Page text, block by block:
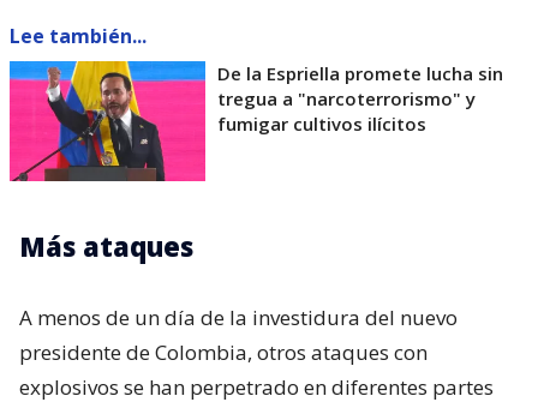
Lee también...
De la Espriella promete lucha sin
tregua a "narcoterrorismo" y
fumigar cultivos ilícitos
Más ataques
A menos de un día de la investidura del nuevo
presidente de Colombia, otros ataques con
explosivos se han perpetrado en diferentes partes